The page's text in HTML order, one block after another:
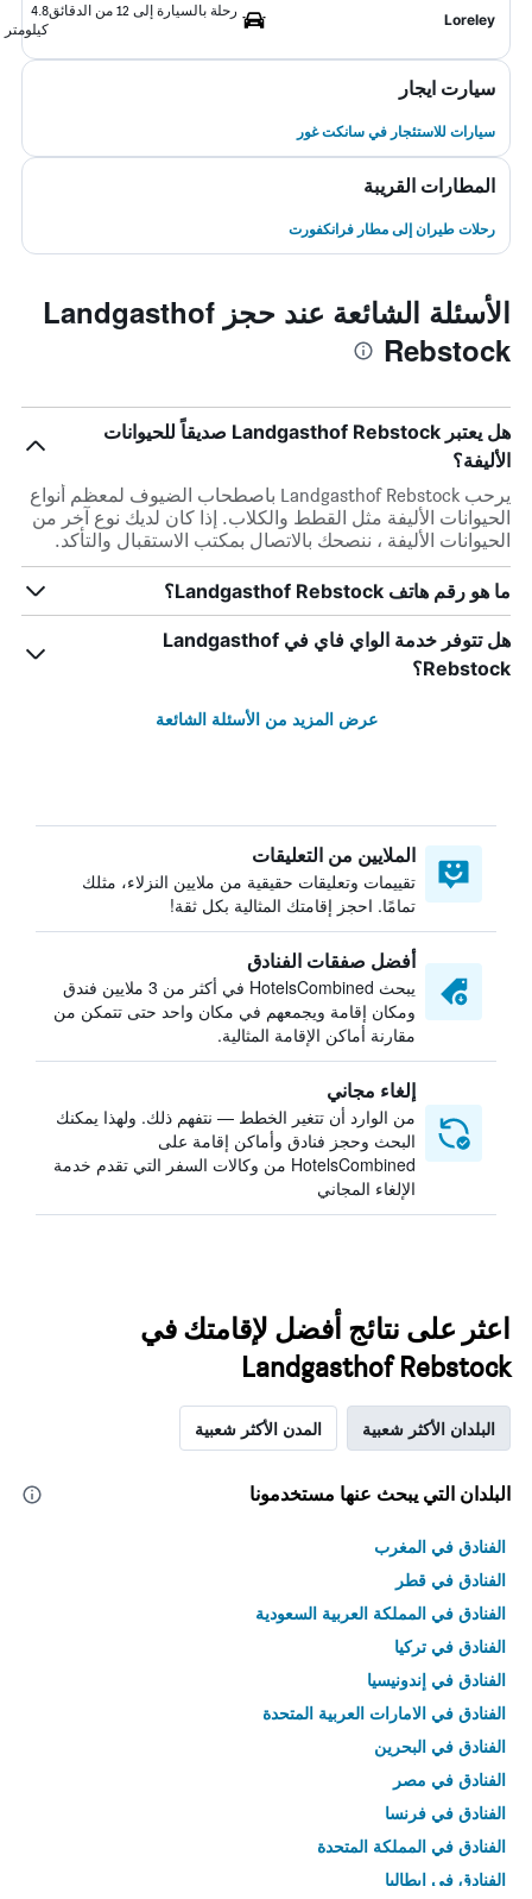
Loreley
رحلة بالسيارة إلى 12 من الدقائق
4.8
كيلومتر
سيارت ايجار
سيارات للاستئجار في سانكت غور
المطارات القريبة
رحلات طيران إلى مطار فرانكفورت
الأسئلة الشائعة عند حجز Landgasthof
Rebstock
هل يعتبر Landgasthof Rebstock صديقاً للحيوانات
الأليفة؟
يرحب Landgasthof Rebstock باصطحاب الضيوف لمعظم أنواع
الحيوانات الأليفة مثل القطط والكلاب. إذا كان لديك نوع آخر من
الحيوانات الأليفة ، ننصحك بالاتصال بمكتب الاستقبال والتأكد.
ما هو رقم هاتف Landgasthof Rebstock؟
هل تتوفر خدمة الواي فاي في Landgasthof
Rebstock؟
عرض المزيد من الأسئلة الشائعة
الملايين من التعليقات
تقييمات وتعليقات حقيقية من ملايين النزلاء، مثلك
تمامًا. احجز إقامتك المثالية بكل ثقة!
أفضل صفقات الفنادق
يبحث HotelsCombined في أكثر من 3 ملايين فندق
ومكان إقامة ويجمعهم في مكان واحد حتى تتمكن من
مقارنة أماكن الإقامة المثالية.
إلغاء مجاني
من الوارد أن تتغير الخطط — نتفهم ذلك. ولهذا يمكنك
البحث وحجز فنادق وأماكن إقامة على
HotelsCombined من وكالات السفر التي تقدم خدمة
الإلغاء المجاني
اعثر على نتائج أفضل لإقامتك في
Landgasthof Rebstock
البلدان الأكثر شعبية المدن الأكثر شعبية
البلدان التي يبحث عنها مستخدمونا
الفنادق في المغرب
الفنادق في قطر
الفنادق في المملكة العربية السعودية
الفنادق في تركيا
الفنادق في إندونيسيا
الفنادق في الامارات العربية المتحدة
الفنادق في البحرين
الفنادق في مصر
الفنادق في فرنسا
الفنادق في المملكة المتحدة
الفنادق في إيطاليا